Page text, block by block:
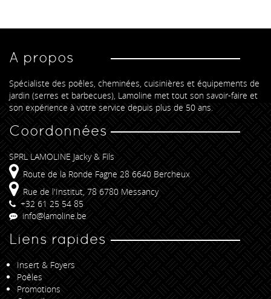
A propos
Spécialiste des poêles, cheminées, cuisinières et équipements de
jardin (serres et barbecues), Lamoline met tout son savoir-faire et
son expérience à votre service depuis plus de 50 ans.
Coordonnées
SPRL LAMOLINE Jacky & Fils
Route de la Ronde Fagne 28 6640 Bercheux
Rue de l'Institut, 78 6780 Messancy
+32 61 25 54 85
info@lamoline.be
Liens rapides
Insert & Foyers
Poêles
Promotions